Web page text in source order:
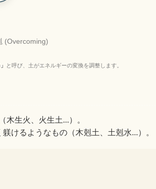
(Overcoming)
と呼び、土がエネルギーの変換を調整します。
木生火、火生土...）。
けるようなもの（木剋土、土剋水...）。